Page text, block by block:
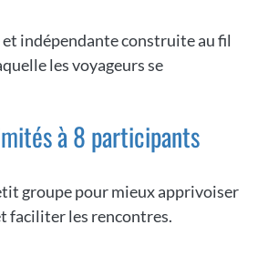
indépendante construite au fil
les voyageurs se
à 8 participants
groupe pour mieux apprivoiser
faciliter les rencontres.